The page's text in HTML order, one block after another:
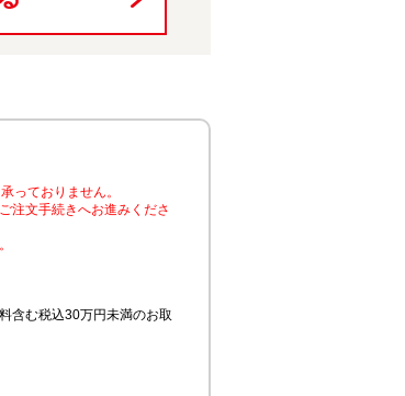
っておりません。
注文手続きへお進みくださ
含む税込30万円未満のお取